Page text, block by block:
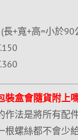
長+寬+高=小於90
裝盒會隨貨附上
作法是將所有配
根螺絲都不會少給